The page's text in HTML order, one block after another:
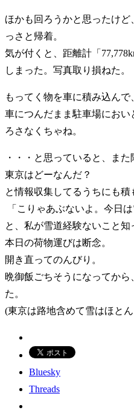
ほかも回ろうかと思ったけ
っさと帰着。
気が付くと、距離計「
しまった。写真取り損ねた。
もってく物を車に積み込んで
車につんだまま駐車場にお
ろさなくちゃね。
・・・と思っていると、また
東京はどーなんだ？
と情報収集してるうちにも積
「こりゃあぶないよ。今日は
と、私が雪道経験ないこと知
本日の荷物運びは断念。
開き直ってのんびり。
晩御飯ごちそうになってか
た。
(東京は路地含めて雪はほと
Bluesky
Threads